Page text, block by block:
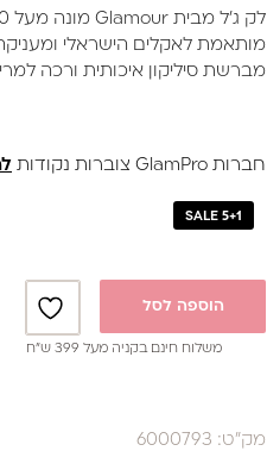
היה:
₪59.
הוא:
₪39.
מותאמת לאקלים הישראלי ומעניקה
מברשת סיליקון איכותית ורכה
חברות GlamPro צוברות נקודות
SALE 5+1
הוספה לסל
משלוח חינם בקניה מעל 399 ש”ח
מק"ט: 6000793